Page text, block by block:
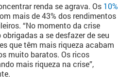
renda se agrava. Os 10%
mais de 43% dos rendimentos
“No momento da crise
a se desfazer de seu
que têm mais riqueza acabam
muito baratos. Os ricos
mais riqueza na crise”,